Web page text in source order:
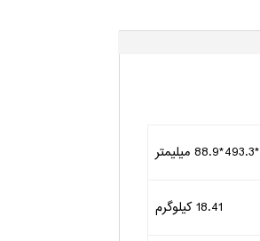
18.41 کیلوگرم